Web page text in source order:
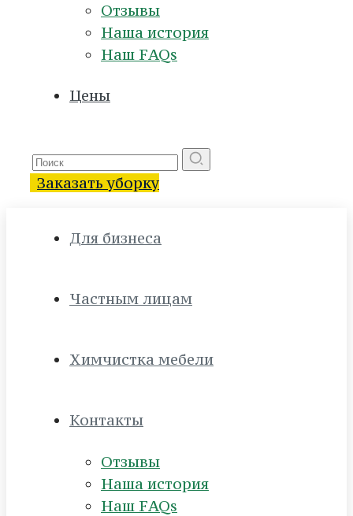
Отзывы
Наша история
Наш FAQs
Цены
Заказать уборку
Для бизнеса
Частным лицам
Химчистка мебели
Контакты
Отзывы
Наша история
Наш FAQs